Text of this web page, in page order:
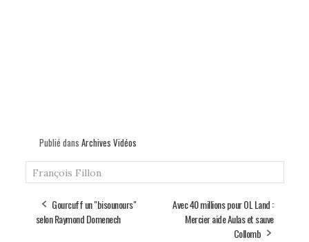
Publié dans Archives Vidéos
François Fillon
Gourcuff un "bisounours"
selon Raymond Domenech
Avec 40 millions pour OL Land :
Mercier aide Aulas et sauve
Collomb